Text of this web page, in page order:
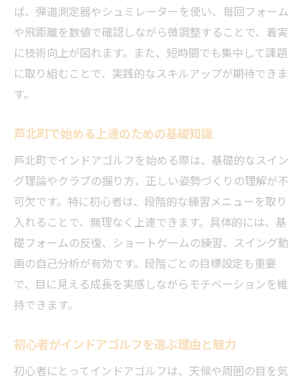
快適な環境でスキルアップを目指すコツ
インドアゴルフで快適に練習を続ける工夫
設備が整ったインドアゴルフの選び方
快適設備でインドアゴルフの効果を実感
インドアゴルフで集中力を高める方法
女性や子供も楽しめるゴルフレッスン法
インドアゴルフで女性や子供も楽しむ工夫
初めての方でも安心なレッスン体験の流れ
親子で通えるインドアゴルフ練習の魅力
女性向けインドアゴルフレッスンの特徴
子供が伸びるインドアゴルフ活用ポイント
マンツーマン指導で効率よく上達する秘訣
インドアゴルフで受けるマンツーマン指導
ば、弾道測定器やシュミレーターを使い、毎回フォーム
や飛距離を数値で確認しながら微調整することで、着実
に技術向上が図れます。また、短時間でも集中して課題
に取り組むことで、実践的なスキルアップが期待できま
す。
芦北町で始める上達のための基礎知識
芦北町でインドアゴルフを始める際は、基礎的なスイン
グ理論やクラブの握り方、正しい姿勢づくりの理解が不
可欠です。特に初心者は、段階的な練習メニューを取り
入れることで、無理なく上達できます。具体的には、基
礎フォームの反復、ショートゲームの練習、スイング動
画の自己分析が有効です。段階ごとの目標設定も重要
で、目に見える成長を実感しながらモチベーションを維
持できます。
初心者がインドアゴルフを選ぶ理由と魅力
初心者にとってインドアゴルフは、天候や周囲の目を気